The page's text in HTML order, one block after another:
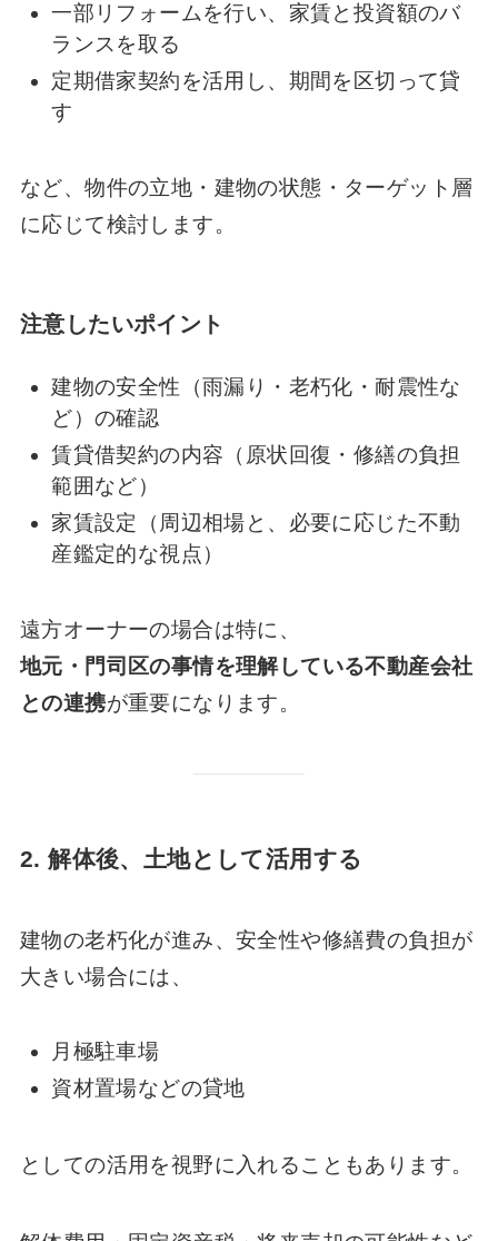
一部リフォームを行い、家賃と投資額のバ
ランスを取る
定期借家契約を活用し、期間を区切って貸
す
など、物件の立地・建物の状態・ターゲット層
に応じて検討します。
注意したいポイント
建物の安全性（雨漏り・老朽化・耐震性な
ど）の確認
賃貸借契約の内容（原状回復・修繕の負担
範囲など）
家賃設定（周辺相場と、必要に応じた不動
産鑑定的な視点）
遠方オーナーの場合は特に、
地元・門司区の事情を理解している不動産会社
との連携が重要になります。
2. 解体後、土地として活用する
建物の老朽化が進み、安全性や修繕費の負担が
大きい場合には、
月極駐車場
資材置場などの貸地
としての活用を視野に入れることもあります。